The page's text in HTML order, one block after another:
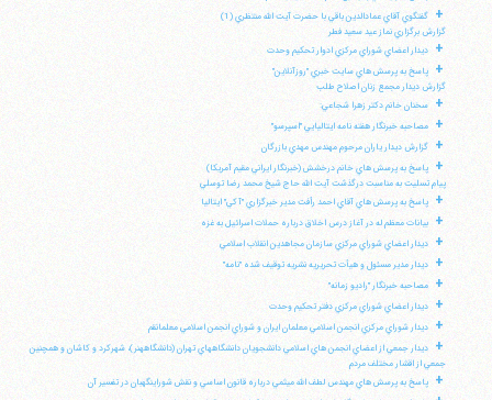
+
گفتگوي آقاي عمادالدين باقي با حضرت آيت الله منتظري (1)
گزارش برگزاري نماز عيد سعيد فطر
+ ديدار اعضاي شوراي مركزي ادوار تحكيم وحدت
+
پاسخ به پرسش هاي سايت خبري "روزآنلاين"
گزارش ديدار مجمع زنان اصلاح طلب
+ سخنان خانم دكتر زهرا شجاعي:
+ مصاحبه خبرنگار هفته نامه ايتاليايي "اسپرسو"
+ گزارش ديدار ياران مرحوم مهندس مهدي بازرگان
+
پاسخ به پرسش هاي خانم درخشش (خبرنگار ايراني مقيم آمريكا)
پيام تسليت به مناسبت درگذشت آيت الله حاج شيخ محمد رضا توسلي
+ پاسخ به پرسش هاي آقاي احمد رأفت مدير خبرگزاري "آكي" ايتاليا
+ بيانات معظم له در آغاز درس اخلاق درباره حملات اسرائيل به غزه
+ ديدار اعضاي شوراي مركزي سازمان مجاهدين انقلاب اسلامي
+ ديدار مدير مسئول و هيأت تحريريه نشريه توقيف شده "نامه"
+ مصاحبه خبرنگار "راديو زمانه"
+ ديدار اعضاي شوراي مركزي دفتر تحكيم وحدت
+ ديدار شوراي مركزي انجمن اسلامي معلمان ايران و شوراي انجمن اسلامي معلمانقم
+
ديدار جمعي از اعضاي انجمن هاي اسلامي دانشجويان دانشگاههاي تهران (دانشگاههنر)، شهركرد و كاشان و همچنين
جمعي از اقشار مختلف مردم
+ پاسخ به پرسش هاي مهندس لطف الله ميثمي درباره قانون اساسي و نقش شوراينگهبان در تفسير آن